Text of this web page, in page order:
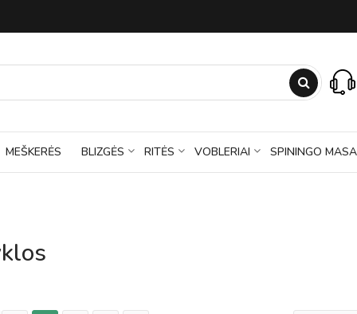
MEŠKERĖS BLIZGĖS RITĖS VOBLERIAI SPININGO